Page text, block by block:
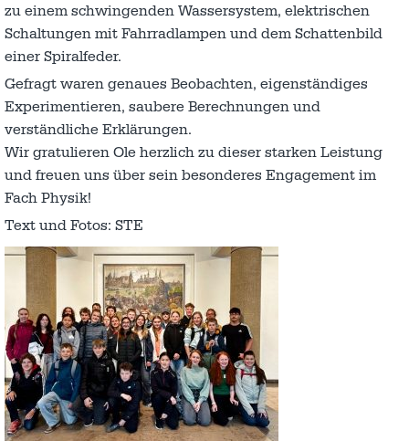
zu einem schwingenden Wassersystem, elektrischen
Schaltungen mit Fahrradlampen und dem Schattenbild
einer Spiralfeder.
Gefragt waren genaues Beobachten, eigenständiges
Experimentieren, saubere Berechnungen und
verständliche Erklärungen.
Wir gratulieren Ole herzlich zu dieser starken Leistung
und freuen uns über sein besonderes Engagement im
Fach Physik!
Text und Fotos: STE